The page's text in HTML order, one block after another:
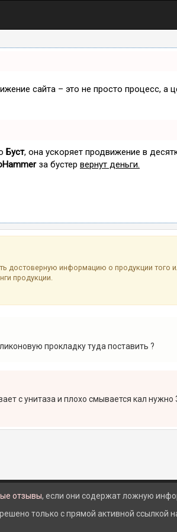
сайта – это не просто процесс,
Буст, она ускоряет продвижение в
за бустер вернут деньги.
информацию о продукции того
продукции.
прокладку туда поставить ?
с унитаза и плохо смывается кал нужно
отзывы, если они содержат ложную
только с прямой активной ссылкой